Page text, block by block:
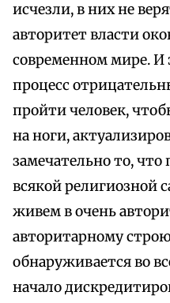
исчезли, в них не
авторитет власти
современном мире. И
процесс
пройти человек,
на ноги,
замечательно то,
всякой религиозной
живем в очень
авторитарному
обнаруживается во
начало